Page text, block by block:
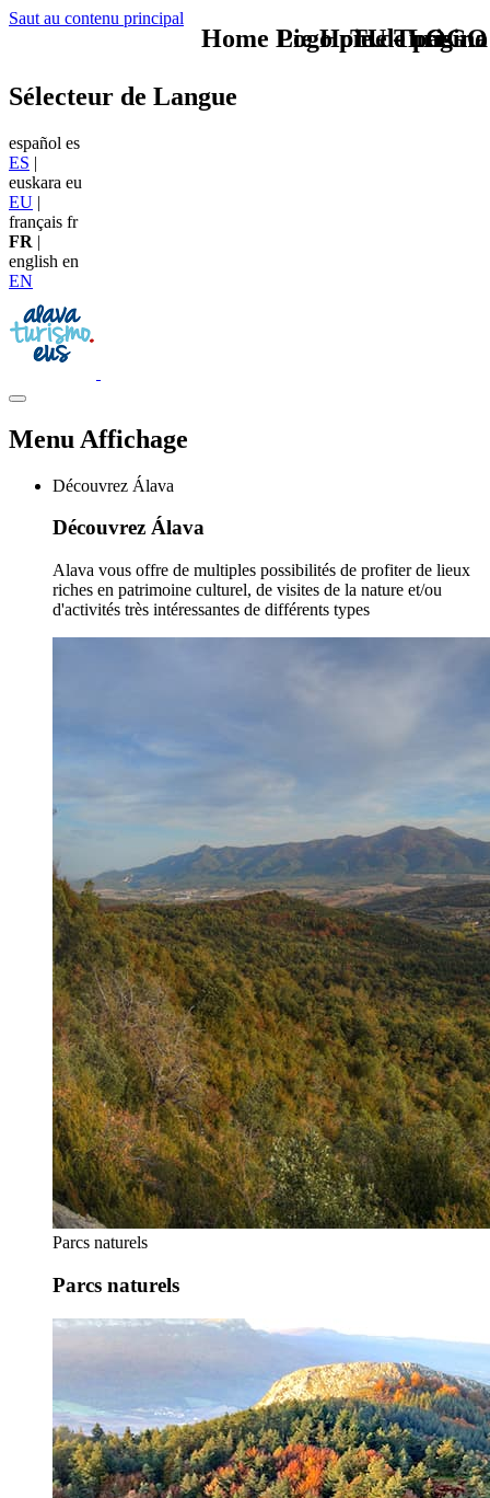
Saut au contenu principal
TU - LOGO
Sélecteur de Langue
español es
ES |
euskara eu
EU |
français fr
FR |
english en
EN
Menu Affichage
Découvrez Álava
Découvrez Álava
Alava vous offre de multiples possibilités de profiter de lieux
riches en patrimoine culturel, de visites de la nature et/ou
d'activités très intéressantes de différents types
Parcs naturels
Parcs naturels
Home Logo pie de página
Pie Home Turismo